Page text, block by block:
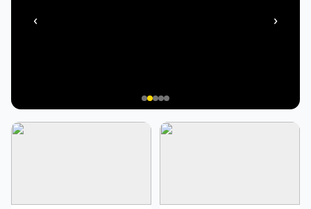
‹ ›